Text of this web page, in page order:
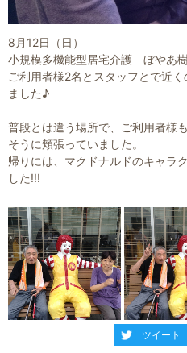
8月12日（日）
小規模多機能型居宅介護 ぼやあ樹
ご利用者様2名とスタッフとで近
ました♪
普段とは違う場所で、ご利用者様
そうに頬張っていました。
帰りには、マクドナルドのキャラ
した!!!
entry387ツイート